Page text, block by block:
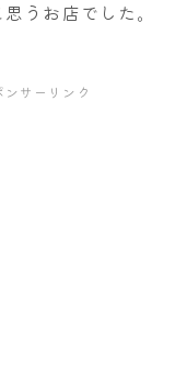
うお店でした。
ンサーリンク